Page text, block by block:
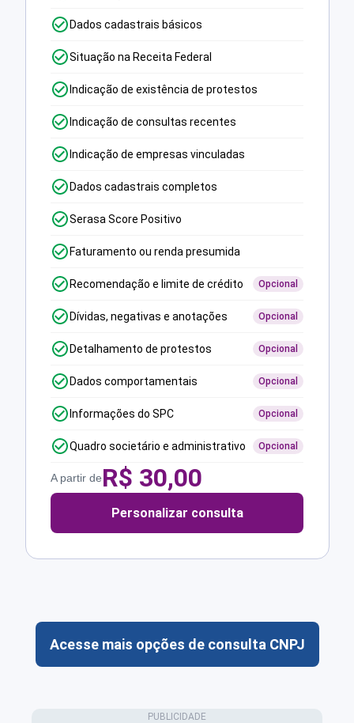
Dados cadastrais básicos
Situação na Receita Federal
Indicação de existência de protestos
Indicação de consultas recentes
Indicação de empresas vinculadas
Dados cadastrais completos
Serasa Score Positivo
Faturamento ou renda presumida
Recomendação e limite de crédito Opcional
Dívidas, negativas e anotações Opcional
Detalhamento de protestos Opcional
Dados comportamentais Opcional
Informações do SPC Opcional
Quadro societário e administrativo Opcional
A partir deR$ 30,00
Personalizar consulta
Acesse mais opções de consulta CNPJ